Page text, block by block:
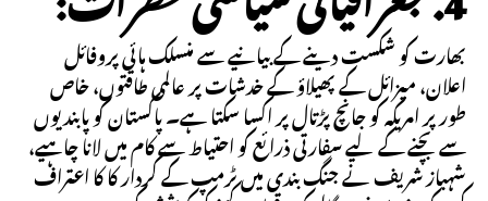
بھارت کو شکست دینے کے بیانیے سے منسلک ہائی پروفائل
اعلان، میزائل کے پھیلاؤ کے خدشات پر عالمی طاقتوں، خاص
طور پر امریکہ کو جانچ پڑتال پر اکسا سکتا ہے۔ پاکستان کو پابندیوں
سے بچنے کے لیے سفارتی ذرائع کو احتیاط سے کام میں لانا چاہیے،
شہباز شریف نے جنگ بندی میں ٹرمپ کے کردار کا کا اعتراف